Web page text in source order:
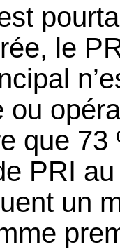
le
ou
que 73
PRI
un